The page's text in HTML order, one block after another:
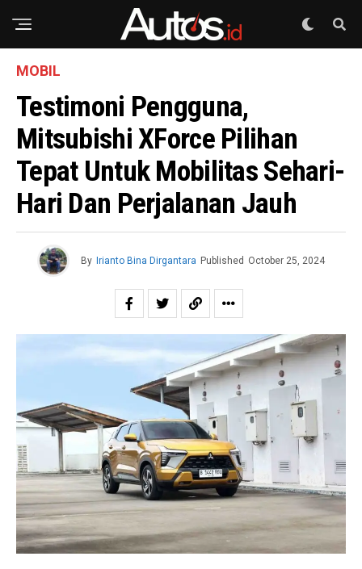
MOBIL
Testimoni Pengguna,
Mitsubishi XForce Pilihan
Tepat Untuk Mobilitas Sehari-
Hari Dan Perjalanan Jauh
By Irianto Bina Dirgantara Published October 25, 2024